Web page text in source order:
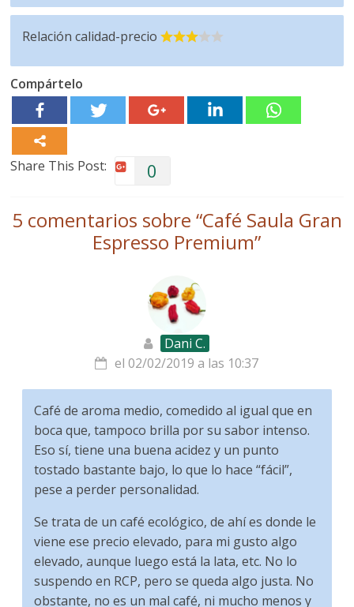
Relación calidad-precio
Compártelo
Share This Post: 0
5 comentarios sobre “Café Saula Gran
Espresso Premium”
Dani C.
el 02/02/2019 a las 10:37
Café de aroma medio, comedido al igual que en
boca que, tampoco brilla por su sabor intenso.
Eso sí, tiene una buena acidez y un punto
tostado bastante bajo, lo que lo hace “fácil”,
pese a perder personalidad.
Se trata de un café ecológico, de ahí es donde le
viene ese precio elevado, para mi gusto algo
elevado, aunque luego está la lata, etc. No lo
suspendo en RCP, pero se queda algo justa. No
obstante, no es un mal café, ni mucho menos y